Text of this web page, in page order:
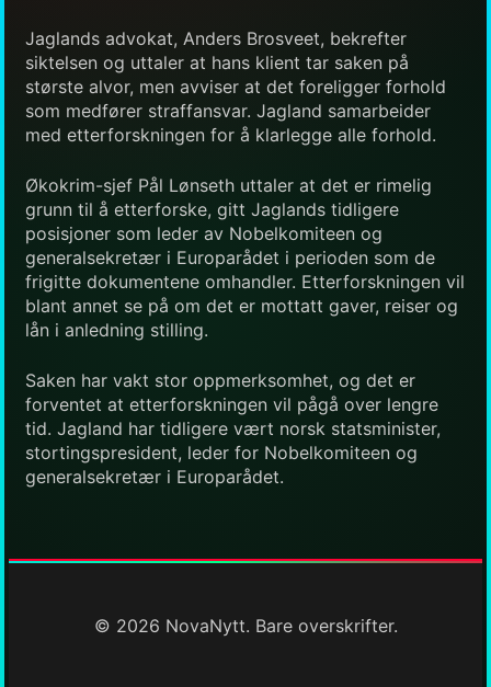
Jaglands advokat, Anders Brosveet, bekrefter
siktelsen og uttaler at hans klient tar saken på
største alvor, men avviser at det foreligger forhold
som medfører straffansvar. Jagland samarbeider
med etterforskningen for å klarlegge alle forhold.
Økokrim-sjef Pål Lønseth uttaler at det er rimelig
grunn til å etterforske, gitt Jaglands tidligere
posisjoner som leder av Nobelkomiteen og
generalsekretær i Europarådet i perioden som de
frigitte dokumentene omhandler. Etterforskningen vil
blant annet se på om det er mottatt gaver, reiser og
lån i anledning stilling.
Saken har vakt stor oppmerksomhet, og det er
forventet at etterforskningen vil pågå over lengre
tid. Jagland har tidligere vært norsk statsminister,
stortingspresident, leder for Nobelkomiteen og
generalsekretær i Europarådet.
© 2026 NovaNytt. Bare overskrifter.